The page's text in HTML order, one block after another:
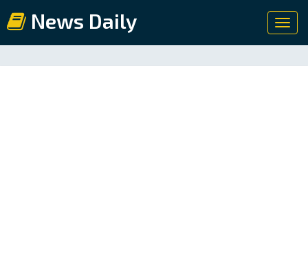
News Daily